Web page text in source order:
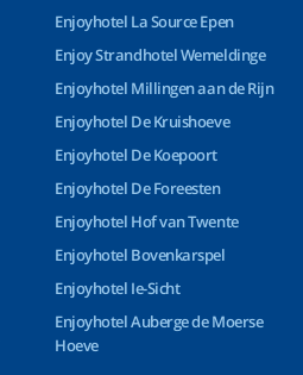
Enjoyhotel La Source Epen
Enjoy Strandhotel Wemeldinge
Enjoyhotel Millingen aan de Rijn
Enjoyhotel De Kruishoeve
Enjoyhotel De Koepoort
Enjoyhotel De Foreesten
Enjoyhotel Hof van Twente
Enjoyhotel Bovenkarspel
Enjoyhotel Ie-Sicht
Enjoyhotel Auberge de Moerse
Hoeve